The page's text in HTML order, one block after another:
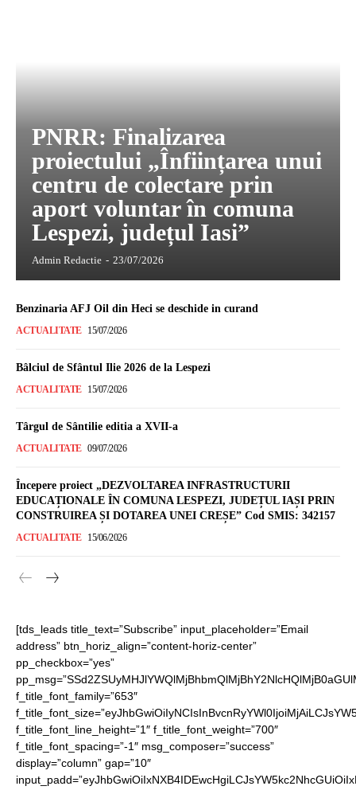
PNRR: Finalizarea
proiectului „Înființarea unui
centru de colectare prin
aport voluntar în comuna
Lespezi, județul Iasi”
Admin Redactie - 23/07/2026
Benzinaria AFJ Oil din Heci se deschide in curand
ACTUALITATE 15/07/2026
Bâlciul de Sfântul Ilie 2026 de la Lespezi
ACTUALITATE 15/07/2026
Târgul de Sântilie editia a XVII-a
ACTUALITATE 09/07/2026
Începere proiect „DEZVOLTAREA INFRASTRUCTURII
EDUCAȚIONALE ÎN COMUNA LESPEZI, JUDEȚUL IAȘI PRIN
CONSTRUIREA ȘI DOTAREA UNEI CREȘE” Cod SMIS: 342157
ACTUALITATE 15/06/2026
[tds_leads title_text=”Subscribe” input_placeholder=”Email
address” btn_horiz_align=”content-horiz-center”
pp_checkbox=”yes”
f_title_font_family=”653″
f_title_font_line_height=”1″ f_title_font_weight=”700″
f_title_font_spacing=”-1″ msg_composer=”success”
display=”column” gap=”10″